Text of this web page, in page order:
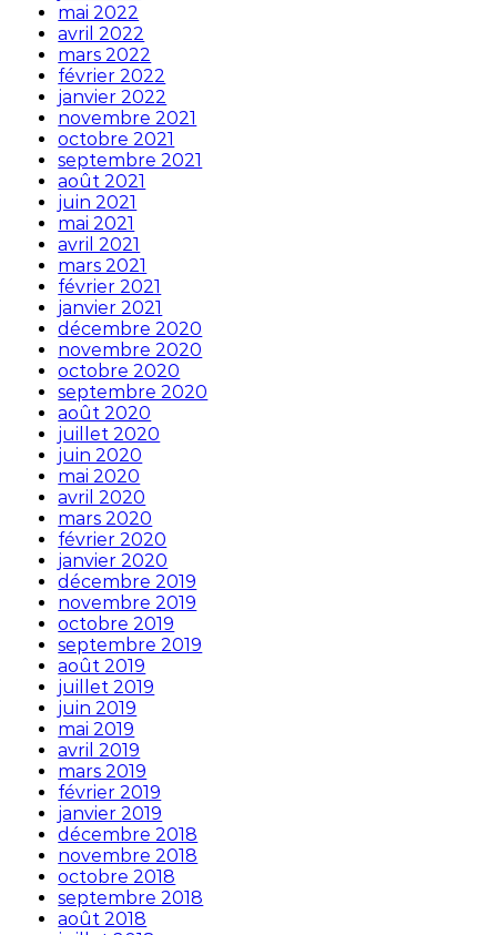
mai 2022
avril 2022
mars 2022
février 2022
janvier 2022
novembre 2021
octobre 2021
septembre 2021
août 2021
juin 2021
mai 2021
avril 2021
mars 2021
février 2021
janvier 2021
décembre 2020
novembre 2020
octobre 2020
septembre 2020
août 2020
juillet 2020
juin 2020
mai 2020
avril 2020
mars 2020
février 2020
janvier 2020
décembre 2019
novembre 2019
octobre 2019
septembre 2019
août 2019
juillet 2019
juin 2019
mai 2019
avril 2019
mars 2019
février 2019
janvier 2019
décembre 2018
novembre 2018
octobre 2018
septembre 2018
août 2018